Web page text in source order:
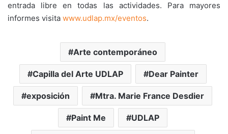
entrada libre en todas las actividades. Para mayores
informes visita www.udlap.mx/eventos.
Arte contemporáneo
Capilla del Arte UDLAP Dear Painter
exposición Mtra. Marie France Desdier
Paint Me UDLAP